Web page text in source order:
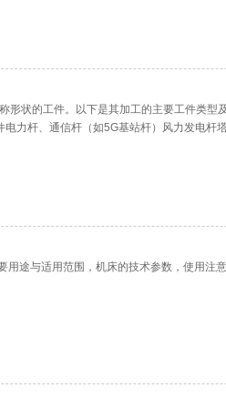
状的工件。以下是其加工的主要工件类型
力杆、通信杆（如5G基站杆）风力发电杆
途与适用范围，机床的技术参数，使用注